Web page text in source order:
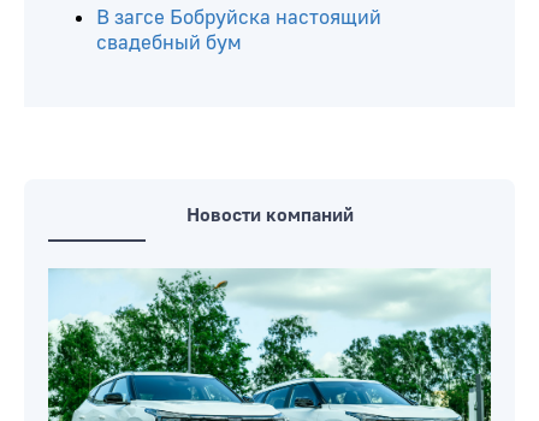
В загсе Бобруйска настоящий
свадебный бум
Новости компаний